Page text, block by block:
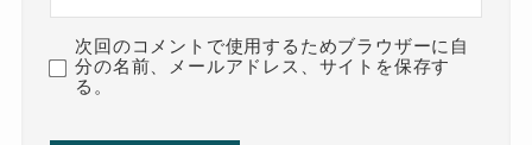
次回のコメントで使用するためブラウザーに自
分の名前、メールアドレス、サイトを保存す
る。